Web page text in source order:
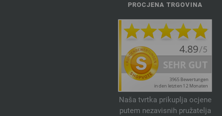
PROCJENA TRGOVINA
Naša tvrtka prikuplja ocjene
putem nezavisnih pružatelja